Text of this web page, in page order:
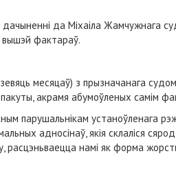
да Міхаіла Жамчужнага
вышэй фактараў.
месяцаў) з прызначанага
акрамя абумоўленых самім
парушальнікам устаноўленага
адносінаў, якія склаліся
расцэньваецца намі як форма